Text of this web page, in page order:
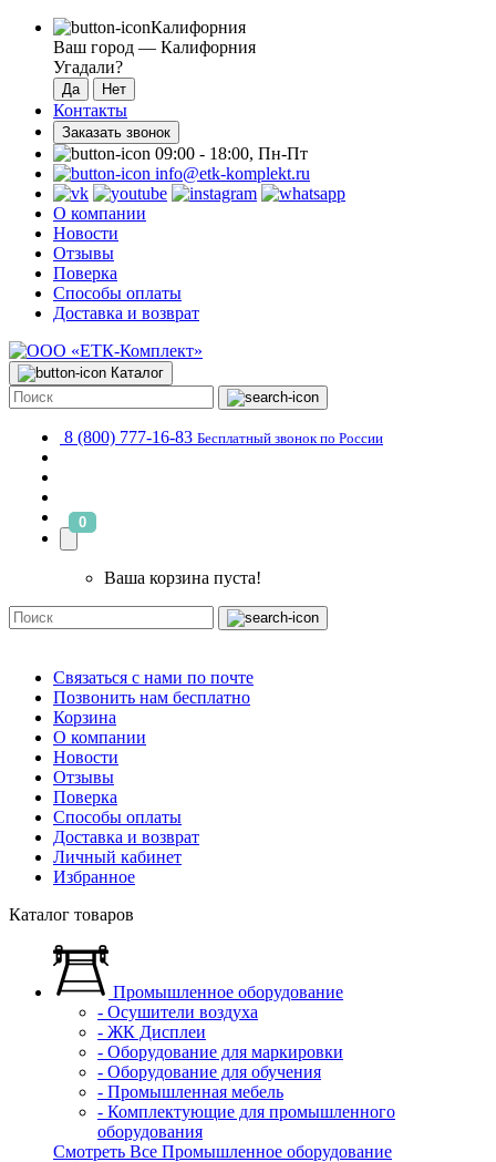
Калифорния
Ваш город — Калифорния
Угадали?
Контакты
Заказать звонок
09:00 - 18:00, Пн-Пт
info@etk-komplekt.ru
О компании
Новости
Отзывы
Поверка
Способы оплаты
Доставка и возврат
Каталог
8 (800) 777-16-83 Бесплатный звонок по России
0
Ваша корзина пуста!
Связаться с нами по почте
Позвонить нам бесплатно
Корзина
О компании
Новости
Отзывы
Поверка
Способы оплаты
Доставка и возврат
Личный кабинет
Избранное
Каталог товаров
Промышленное оборудование
- Осушители воздуха
- ЖК Дисплеи
- Оборудование для маркировки
- Оборудование для обучения
- Промышленная мебель
- Комплектующие для промышленного
оборудования
Смотреть Все Промышленное оборудование